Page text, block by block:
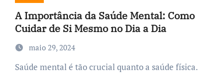
A Importância da Saúde Mental: Como
Cuidar de Si Mesmo no Dia a Dia
maio 29, 2024
Saúde mental é tão crucial quanto a saúde física.